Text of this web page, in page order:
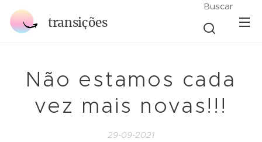
transições
Buscar
Não estamos cada
vez mais novas!!!
29-09-2021